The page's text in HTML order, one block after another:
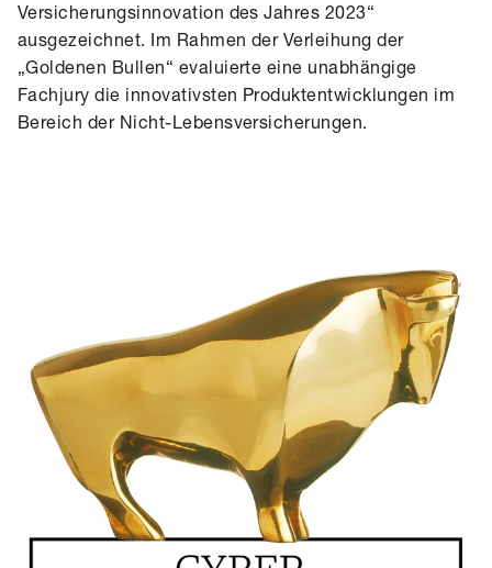
Versicherungsinnovation des Jahres 2023“
ausgezeichnet. Im Rahmen der Verleihung der
„Goldenen Bullen“ evaluierte eine unabhängige
Fachjury die innovativsten Produktentwicklungen im
Bereich der Nicht-Lebensversicherungen.